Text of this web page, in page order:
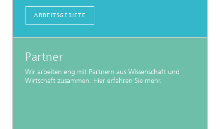
ARBEITSGEBIETE
Partner
Wir arbeiten eng mit Partnern aus Wissenschaft und
Wirtschaft zusammen. Hier erfahren Sie mehr.